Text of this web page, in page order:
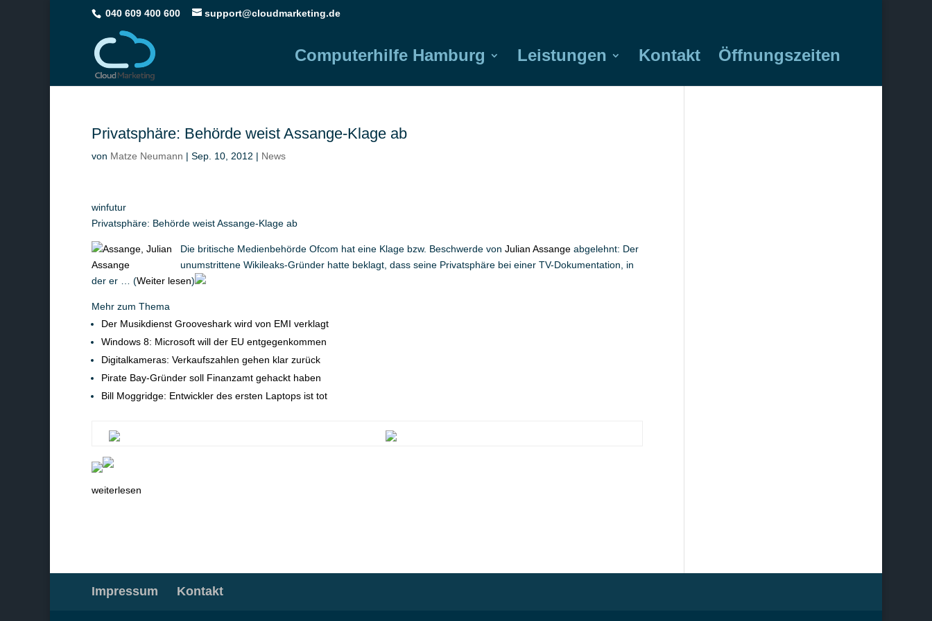
040 609 400 600 support@cloudmarketing.de
Computerhilfe Hamburg Leistungen Kontakt Öffnungszeiten
Privatsphäre: Behörde weist Assange-Klage ab
von Matze Neumann | Sep. 10, 2012 | News
winfutur
Privatsphäre: Behörde weist Assange-Klage ab
Die britische Medienbehörde Ofcom hat eine Klage bzw. Beschwerde von Julian Assange abgelehnt: Der
unumstrittene Wikileaks-Gründer hatte beklagt, dass seine Privatsphäre bei einer TV-Dokumentation, in
der er … (Weiter lesen)
Mehr zum Thema
Der Musikdienst Grooveshark wird von EMI verklagt
Windows 8: Microsoft will der EU entgegenkommen
Digitalkameras: Verkaufszahlen gehen klar zurück
Pirate Bay-Gründer soll Finanzamt gehackt haben
Bill Moggridge: Entwickler des ersten Laptops ist tot
weiterlesen
Impressum Kontakt